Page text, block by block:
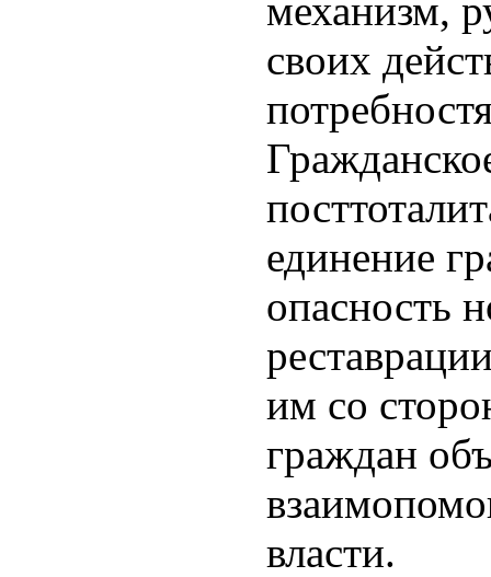
механизм,
своих
единение
опасность
им со
граждан
власти.